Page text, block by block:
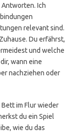
Ich
relevant sind.
Du erfährst,
und welche
wann eine
nachziehen oder
Bett im Flur wieder
du ein Spiel
wie du das